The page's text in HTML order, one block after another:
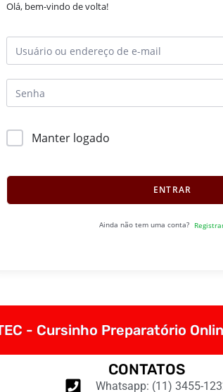
Olá, bem-vindo de volta!
Manter logado
ENTRAR
Ainda não tem uma conta?
- Cursinho Preparatório
CONTATOS
Whatsapp: (11) 3455-